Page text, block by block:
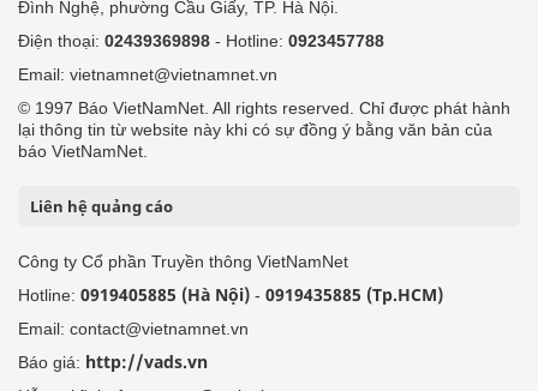
Đình Nghệ, phường Cầu Giấy, TP. Hà Nội.
Điện thoại: 02439369898 - Hotline: 0923457788
Email: vietnamnet@vietnamnet.vn
© 1997 Báo VietNamNet. All rights reserved. Chỉ được phát hành
lại thông tin từ website này khi có sự đồng ý bằng văn bản của
báo VietNamNet.
Liên hệ quảng cáo
Công ty Cổ phần Truyền thông VietNamNet
Hotline: 0919405885 (Hà Nội) - 0919435885 (Tp.HCM)
Email: contact@vietnamnet.vn
Báo giá: http://vads.vn